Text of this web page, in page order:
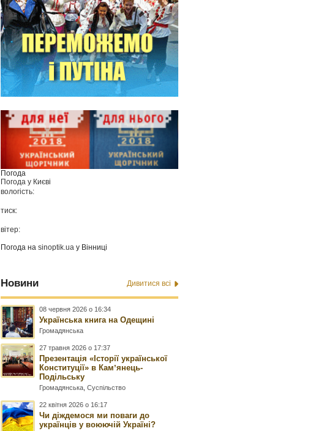
Погода
Погода у Києві
вологість:
тиск:
вітер:
Погода наsinoptik.ua у Вінниці
Новини Дивитися всі
08 червня 2026 о 16:34
Українська книга на Одещині
Громадянська
27 травня 2026 о 17:37
Презентація «Історії української
Конституції» в Камʼянець-
Подільську
Громадянська ,Суспільство
22 квітня 2026 о 16:17
Чи діждемося ми поваги до
українців у воюючій Україні?